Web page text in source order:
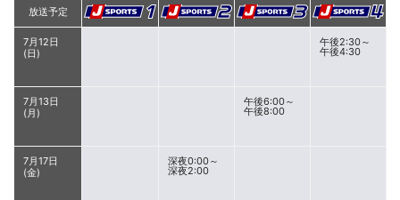
放送予定
7月12日
(日)
午後2:30～
午後4:30
7月13日
(月)
午後6:00～
午後8:00
7月17日
(金)
深夜0:00～
深夜2:00